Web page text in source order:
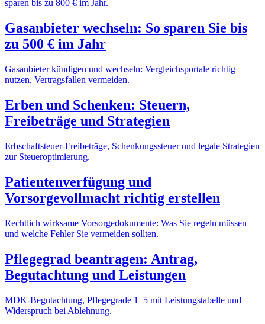
sparen bis zu 800 € im Jahr.
Gasanbieter wechseln: So sparen Sie bis
zu 500 € im Jahr
Gasanbieter kündigen und wechseln: Vergleichsportale richtig
nutzen, Vertragsfallen vermeiden.
Erben und Schenken: Steuern,
Freibeträge und Strategien
Erbschaftsteuer-Freibeträge, Schenkungssteuer und legale Strategien
zur Steueroptimierung.
Patientenverfügung und
Vorsorgevollmacht richtig erstellen
Rechtlich wirksame Vorsorgedokumente: Was Sie regeln müssen
und welche Fehler Sie vermeiden sollten.
Pflegegrad beantragen: Antrag,
Begutachtung und Leistungen
MDK-Begutachtung, Pflegegrade 1–5 mit Leistungstabelle und
Widerspruch bei Ablehnung.